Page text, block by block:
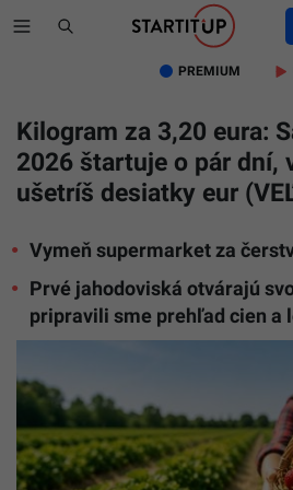
PREMIUM
Kilogram za 3,20 eura:
2026 štartuje o pár dní,
ušetríš desiatky eur
Vymeň supermarket za
Prvé jahodoviská otvárajú
pripravili sme prehľad cien a